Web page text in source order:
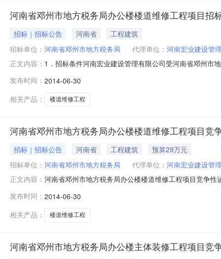
河南省邓州市地方税务局办公楼楼道维修工程项目招
招标｜招标公告 河南省
工程建筑
招标单位： 河南省邓州市地方税务局 代理单位： 河南宏业建设管
正文内容： 1．招标条件河南宏业建设管理有限公司受河南省邓州市
概算：约29万元。2.5质量要求：符合国家标准。３．投
叁级及以上资质；投标人
发布时间： 2014-06-30
相关产品：
楼道维修工程
河南省邓州市地方税务局办公楼楼道维修工程项目竞
招标｜招标公告 河南省 工程建筑
预算29万元
招标单位： 河南省邓州市地方税务局 代理单位： 河南宏业建设管
正文内容： 河南省邓州市地方税务局办公楼楼道维修工程项目竞争
建设地点：邓州市北环路579号。2.3计划工期：20日历
筑装饰装修工程专业承包叁
发布时间： 2014-06-30
相关产品：
楼道维修工程
河南省邓州市地方税务局办公楼主体装修工程项目竞